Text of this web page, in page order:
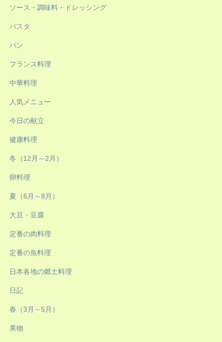
ソース・調味料・ドレッシング
パスタ
パン
フランス料理
中華料理
人気メニュー
今日の献立
健康料理
冬（12月～2月）
卵料理
夏（6月～8月）
大豆・豆腐
定番の肉料理
定番の魚料理
日本各地の郷土料理
日記
春（3月～5月）
果物